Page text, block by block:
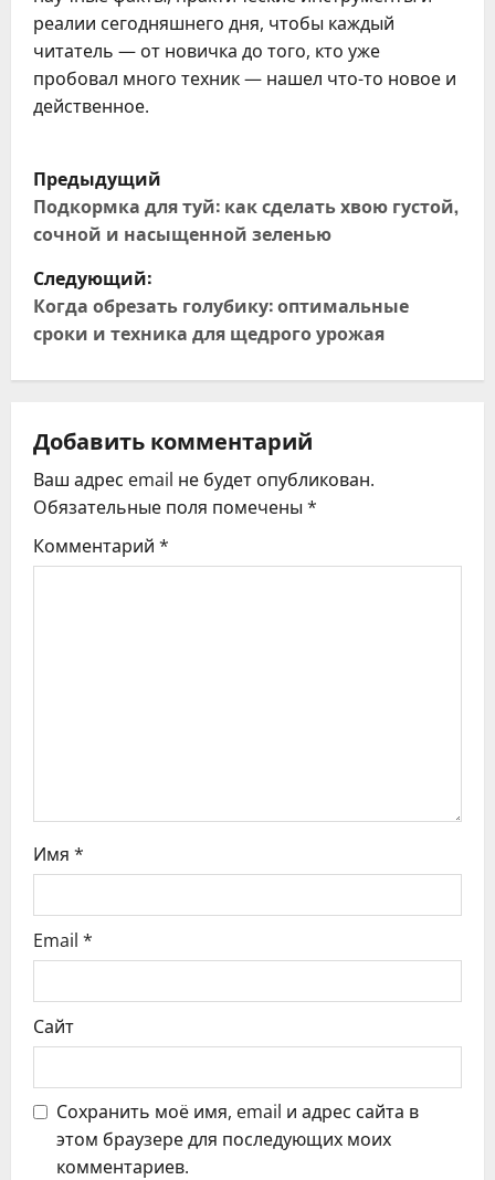
реалии сегодняшнего дня, чтобы каждый
читатель — от новичка до того, кто уже
пробовал много техник — нашел что-то новое и
действенное.
Н
а
в
и
г
ц
и
я
и
с
я
м
Предыдущий
Подкормка для туй: как сделать хвою густой,
сочной и насыщенной зеленью
Следующий:
Когда обрезать голубику: оптимальные
сроки и техника для щедрого урожая
Добавить комментарий
Ваш адрес email не будет опубликован.
Обязательные поля помечены *
Комментарий *
Имя *
Email *
Сайт
Сохранить моё имя, email и адрес сайта в
этом браузере для последующих моих
комментариев.